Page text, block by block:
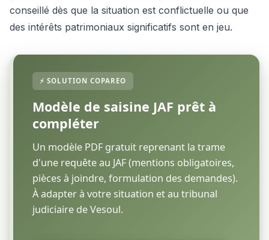
conseillé dès que la situation est conflictuelle ou que
des intérêts patrimoniaux significatifs sont en jeu.
Modèle de saisine JAF prêt à
compléter
Un modèle PDF gratuit reprenant la trame
d'une requête au JAF (mentions obligatoires,
pièces à joindre, formulation des demandes).
À adapter à votre situation et au tribunal
judiciaire de Vesoul.